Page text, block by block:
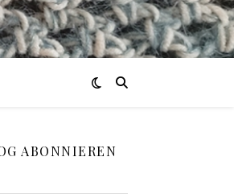
ABONNIEREN